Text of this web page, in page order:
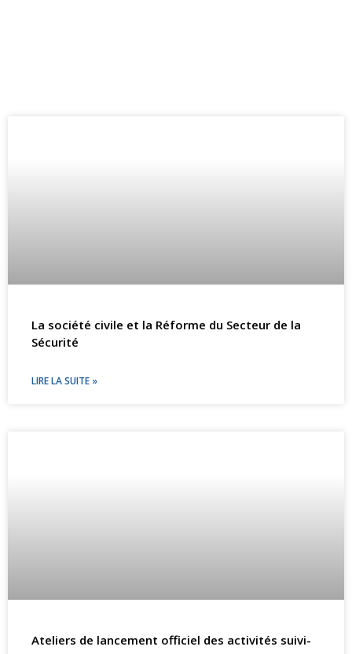
La société civile et la Réforme du Secteur de la
Sécurité
LIRE LA SUITE »
Ateliers de lancement officiel des activités suivi-